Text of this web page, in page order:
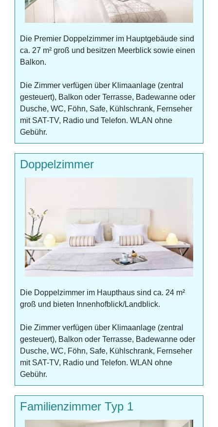
Die Premier Doppelzimmer im Hauptgebäude sind
ca. 27 m² groß und besitzen Meerblick sowie einen
Balkon.
Die Zimmer verfügen über Klimaanlage (zentral
gesteuert), Balkon oder Terrasse, Badewanne oder
Dusche, WC, Föhn, Safe, Kühlschrank, Fernseher
mit SAT-TV, Radio und Telefon. WLAN ohne
Gebühr.
Doppelzimmer
Die Doppelzimmer im Haupthaus sind ca. 24 m²
groß und bieten Innenhofblick/Landblick.
Die Zimmer verfügen über Klimaanlage (zentral
gesteuert), Balkon oder Terrasse, Badewanne oder
Dusche, WC, Föhn, Safe, Kühlschrank, Fernseher
mit SAT-TV, Radio und Telefon. WLAN ohne
Gebühr.
Familienzimmer Typ 1